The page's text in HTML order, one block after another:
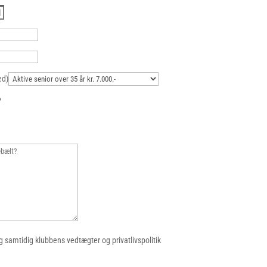
samtidig klubbens vedtægter og privatlivspolitik